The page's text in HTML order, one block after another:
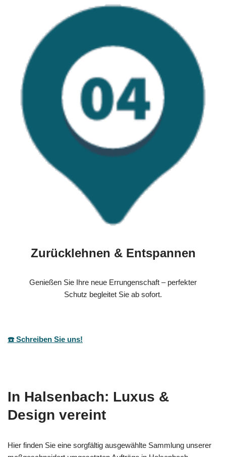
Zurücklehnen & Entspannen
Genießen Sie Ihre neue Errungenschaft – perfekter
Schutz begleitet Sie ab sofort.
☎️ Schreiben Sie uns!
In Halsenbach: Luxus &
Design vereint
Hier finden Sie eine sorgfältig ausgewählte Sammlung unserer